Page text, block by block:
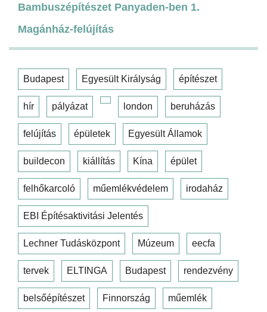
Bambuszépítészet Panyaden-ben 1.
Magánház-felújítás
Budapest Egyesült Királyság építészet
hír pályázat london beruházás
felújítás épületek Egyesült Államok
buildecon kiállítás Kína épület
felhőkarcoló műemlékvédelem irodaház
EBI Építésaktivitási Jelentés
Lechner Tudásközpont Múzeum eecfa
tervek ELTINGA Budapest rendezvény
belsőépítészet Finnország műemlék